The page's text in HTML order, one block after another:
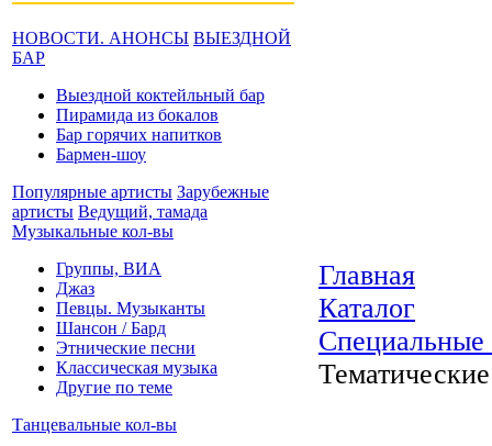
НОВОСТИ. АНОНСЫ ВЫЕЗДНОЙ
БАР
Выездной коктейльный бар
Пирамида из бокалов
Бар горячих напитков
Бармен-шоу
Популярные артисты Зарубежные
артисты Ведущий, тамада
Музыкальные кол-вы
Группы, ВИА
Джаз
Певцы. Музыканты
Шансон / Бард
Этнические песни
Классическая музыка
Другие по теме
Танцевальные кол-вы
Главная
Каталог
Специальные